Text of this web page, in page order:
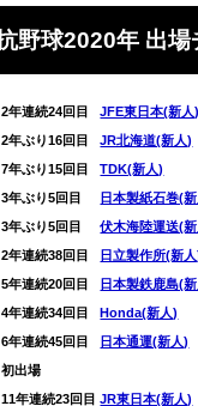
野球2020年 出場
連続24回目
JFE東日本(新人)
ぶり16回目
JR北海道(新人)
り15回目
TDK(新人)
ぶり5回目
日本製紙石巻(
ぶり5回目 0伏木海陸運送(
連続38回目
日立製作所(新人
連続20回目
日本製鉄鹿島(
34回目 0Honda(新人)
続45回目
日本通運(新人)
場
連続23回目JR東日本(新人)